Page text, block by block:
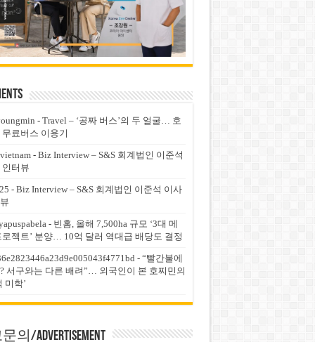
- Travel – ‘공짜 버스’의 두 얼굴… 호
료버스 이용기
- Biz Interview – S&S 회계법인 이준석
터뷰
- Biz Interview – S&S 회계법인 이준석 이사
- 빈홈, 올해 7,500ha 규모 ‘3대 메
로젝트’ 분양… 10억 달러 역대급 배당도 결정
- “빨간불에
서구와는 다른 배려”… 외국인이 본 호찌민의
미학’
의/Advertisement